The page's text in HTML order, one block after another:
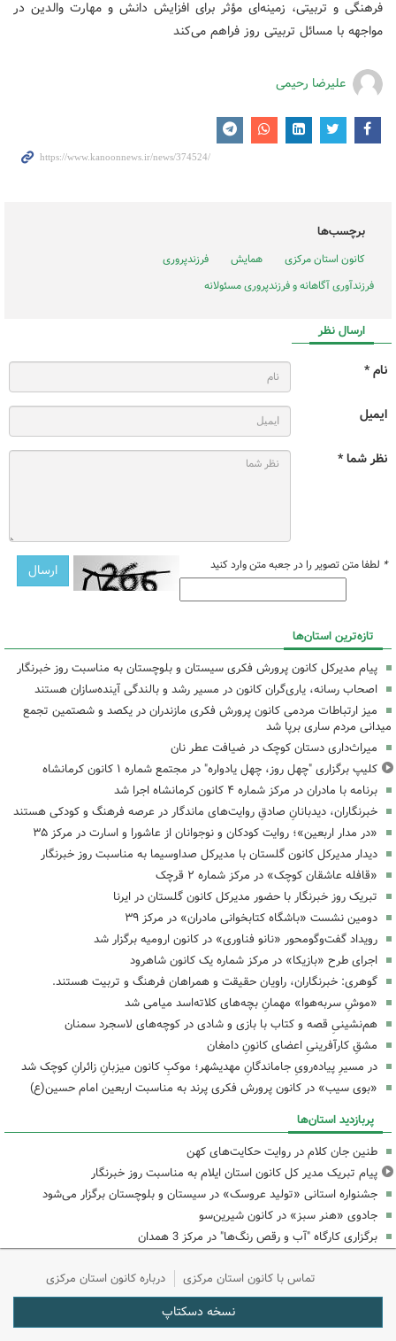
فرهنگی و تربیتی، زمینه‌ای مؤثر برای افزایش دانش و مهارت والدین در
مواجهه با مسائل تربیتی روز فراهم می‌کند
علیرضا رحیمی
برچسب‌ها
کانون استان مرکزی همایش
فرزند‌پروری
فرزندآوری آگاهانه و فرزندپروری مسئولانه
ارسال نظر
نام *
ایمیل
نظر شما *
* لطفا متن تصویر را در جعبه متن وارد کنید
تازه‌ترین استان‌ها
پیام مدیرکل کانون پرورش فکری سیستان و بلوچستان به مناسبت روز خبرنگار
اصحاب رسانه، یاری‌گران کانون در مسیر رشد و بالندگی آینده‌سازان هستند
میز ارتباطات مردمی کانون پرورش فکری مازندران در یکصد و شصتمین تجمع
میدانی مردم ساری برپا شد
میراث‌داری دستان کوچک در ضیافت عطر نان
کلیپ برگزاری "چهل روز، چهل یادواره" در مجتمع شماره ۱ کانون کرمانشاه
برنامه با مادران در مرکز شماره ۴ کانون کرمانشاه اجرا شد
خبرنگاران، دیدبانانِ صادقِ روایت‌های ماندگار در عرصه فرهنگ و کودکی هستند
«در مدار اربعین»؛ روایت کودکان و نوجوانان از عاشورا و اسارت در مرکز ۳۵
دیدار مدیرکل کانون گلستان با مدیرکل صداوسیما به مناسبت روز خبرنگار
«قافله عاشقان کوچک» در مرکز شماره ۲ قرچک
تبریک روز خبرنگار با حضور مدیرکل کانون گلستان در ایرنا
دومین نشست «باشگاه کتابخوانی مادران» در مرکز ۳۹
رویداد گفت‌وگومحور «نانو فناوری» در کانون ارومیه برگزار شد
اجرای طرح «بازیکا» در مرکز شماره یک کانون شاهرود
گوهری: خبرنگاران، راویان حقیقت و همراهان فرهنگ و تربیت هستند.
«موشِ سربه‌هوا» مهمانِ بچه‌های کلاته‌اسد میامی شد
هم‌نشینیِ قصه و کتاب با بازی و شادی در کوچه‌های لاسجرد سمنان
مشقِ کارآفرینیِ اعضای کانونِ دامغان
در مسیرِ پیاده‌رویِ جاماندگانِ مهدیشهر؛ موکبِ کانون میزبانِ زائرانِ کوچک شد
«بوی سیب» در کانون پرورش فکری پرند به مناسبت اربعین امام حسین(ع)
پربازدید استان‌ها
طنین جان کلام در روایت حکایت‌های کهن
پیام تبریک مدیر کل کانون استان ایلام به مناسبت روز خبرنگار
جشنواره استانی «تولید عروسک» در سیستان و بلوچستان برگزار می‌شود
جادوی «هنر سبز» در کانون شیرین‌سو
برگزاری کارگاه "آب و رقص رنگ‌ها" در مرکز 3 همدان
تماس با کانون استان مرکزی درباره کانون استان مرکزی
نسخه دسکتاپ